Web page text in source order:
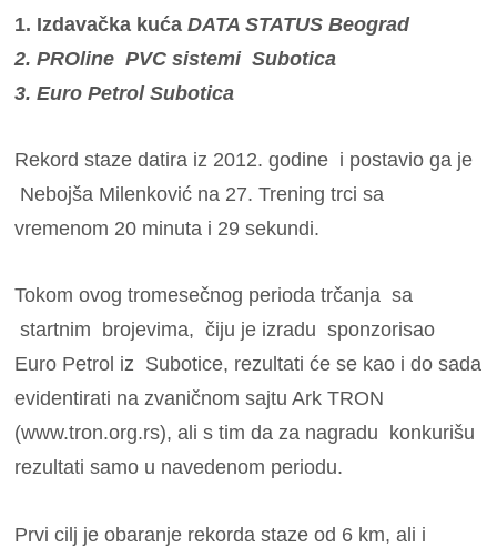
1. Izdavačka kućaDATA STATUS Beograd
2. PROline PVC sistemi Subotica
3. Euro Petrol Subotica
Rekord staze datira iz 2012. godine i postavio ga je
Nebojša Milenković na 27. Trening trci sa
vremenom 20 minuta i 29 sekundi.
Tokom ovog tromesečnog perioda trčanja sa
startnim brojevima, čiju je izradu sponzorisao
Euro Petrol iz Subotice, rezultati će se kao i do sada
evidentirati na zvaničnom sajtu Ark TRON
(www.tron.org.rs), ali s tim da za nagradu konkurišu
rezultati samo u navedenom periodu.
Prvi cilj je obaranje rekorda staze od 6 km, ali i